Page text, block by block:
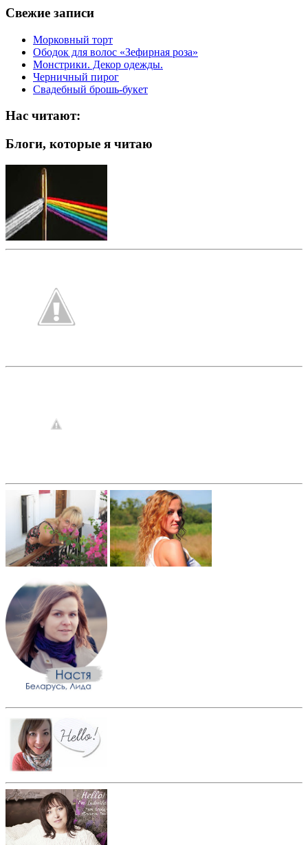
Свежие записи
Морковный торт
Ободок для волос «Зефирная роза»
Монстрики. Декор одежды.
Черничный пирог
Свадебный брошь-букет
Нас читают:
Блоги, которые я читаю